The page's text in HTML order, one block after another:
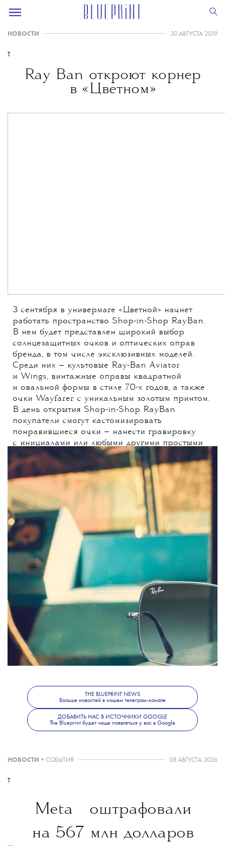
НОВОСТИ 30 АВГУСТА 2019
T
Ray Ban откроют корнер
в «Цветном»
3 сентября в универмаге «Цветной» начнет
работать пространство Shop-in-Shop RayBan.
В нем будет представлен широкий выбор
солнцезащитных очков и оптических оправ
бренда, в том числе эксклюзивных моделей.
Среди них — культовые Ray-Ban Aviator
и Wings, винтажные оправы квадратной
и овальной формы в стиле 70-х годов, а также
очки Wayfarer с уникальным золотым принтом.
В день открытия Shop-in-Shop RayBan
покупатели смогут кастомизировать
понравившиеся очки — нанести гравировку
с инициалами или любыми другими простыми
символами.
THE BLUEPRINT NEWS
Больше новостей в нашем телеграм-канале
ДОБАВИТЬ НАС В ИСТОЧНИКИ GOOGLE
The Blueprint будет чаще появляться у вас в Google
НОВОСТИ • СОБЫТИЯ 08 АВГУСТА 2026
T
Meta
оштрафовали
на 567 млн долларов